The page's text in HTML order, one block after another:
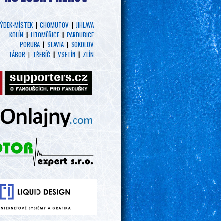
MÍSTEK| CHOMUTOV | JIHLAVA
KOLÍN | LITOMĚŘICE | PARDUBICE
PORUBA | SLAVIA | SOKOLOV
TÁBOR | TŘEBÍČ | VSETÍN | ZLÍN